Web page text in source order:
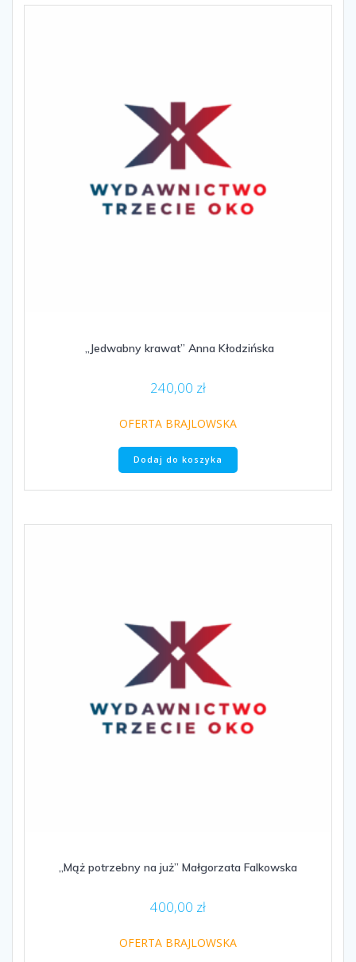
„Jedwabny krawat” Anna Kłodzińska
240,00 zł
OFERTA BRAJLOWSKA
Dodaj do koszyka
„Mąż potrzebny na już” Małgorzata Falkowska
400,00 zł
OFERTA BRAJLOWSKA